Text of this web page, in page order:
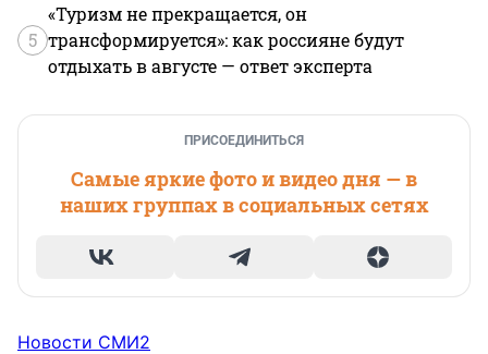
5
«Туризм не прекращается, он
трансформируется»: как россияне будут
отдыхать в августе — ответ эксперта
ПРИСОЕДИНИТЬСЯ
Самые яркие фото и видео дня — в
наших группах в социальных сетях
Новости СМИ2